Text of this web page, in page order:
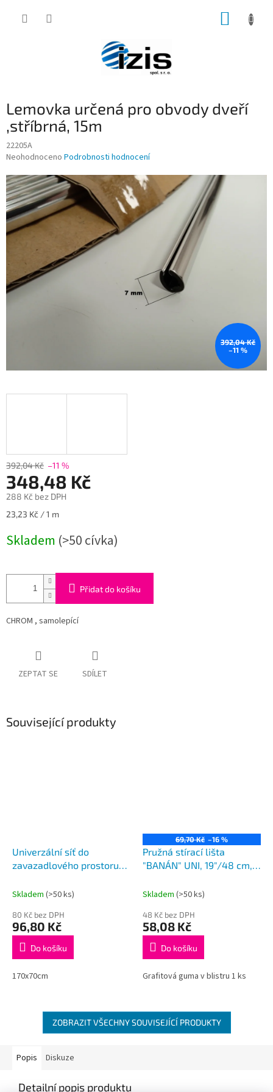
Lemovka určená pro obvody dveří
,stříbrná, 15m
22205A
Průměrné
produktu
je
0,0
z
5
hvězdiček.
Neohodnoceno Podrobnosti hodnocení
392,04 Kč
–11 %
392,04 Kč –11 %
348,48 Kč
288 Kč bez DPH
Měrná
23,23 Kč / 1 m
Skladem (>50 cívka)
Přidat do košíku
CHROM , samolepící
ZEPTAT SE SDÍLET
Související produkty
Univerzální síť do
zavazadlového prostoru
Skladem (>50 ks)
80 Kč bez DPH
96,80 Kč
Do košíku
170x70cm
69,70 Kč –16 %
Pružná stírací lišta
"BANÁN" UNI, 19"/48 cm,
Skladem (>50 ks)
48 Kč bez DPH
58,08 Kč
Do košíku
Grafitová guma v blistru 1 ks
ZOBRAZIT VŠECHNY SOUVISEJÍCÍ PRODUKTY
Popis Diskuze
Detailní popis produktu